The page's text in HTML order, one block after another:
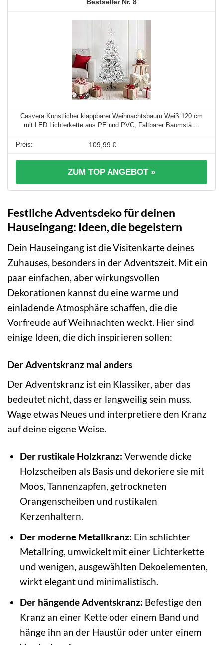
8
Casvera Künstlicher klappbarer Weihnachtsbaum Weiß 120 cm
mit LED Lichterkette aus PE und PVC, Faltbarer Baumstä ...
109,99 €
ZUM TOP ANGEBOT »
Festliche Adventsdeko für deinen
Hauseingang: Ideen, die begeistern
Dein Hauseingang ist die Visitenkarte deines
Zuhauses, besonders in der Adventszeit. Mit ein
paar einfachen, aber wirkungsvollen
Dekorationen kannst du eine warme und
einladende Atmosphäre schaffen, die die
Vorfreude auf Weihnachten weckt. Hier sind
einige Ideen, die dich inspirieren sollen:
Der Adventskranz mal anders
Der Adventskranz ist ein Klassiker, aber das
bedeutet nicht, dass er langweilig sein muss.
Wage etwas Neues und interpretiere den Kranz
auf deine eigene Weise.
Der rustikale Holzkranz: Verwende dicke
Holzscheiben als Basis und dekoriere sie mit
Moos, Tannenzapfen, getrockneten
Orangenscheiben und rustikalen
Kerzenhaltern.
Der moderne Metallkranz: Ein schlichter
Metallring, umwickelt mit einer Lichterkette
und wenigen, ausgewählten Dekoelementen,
wirkt elegant und minimalistisch.
Der hängende Adventskranz: Befestige den
Kranz an einer Kette oder einem Band und
hänge ihn an der Haustür oder unter einem